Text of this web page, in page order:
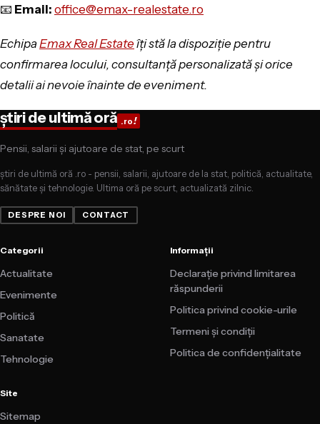
📧 Email: office@emax-realestate.ro
EchipaEmax Real Estate îți stă la dispoziție pentru
confirmarea locului, consultanță personalizată și orice
detalii ai nevoie înainte de eveniment.
știri de ultimă oră .ro!
Pensii, salarii și ajutoare de stat, pe scurt
știri de ultimă oră .ro - pensii, salarii, ajutoare de la stat, politică, actualitate,
sănătate și tehnologie. Ultima oră pe scurt, actualizată zilnic.
DESPRE NOI CONTACT
Categorii
Actualitate
Evenimente
Politică
Sanatate
Tehnologie
Informații
Declarație privind limitarea
răspunderii
Politica privind cookie-urile
Termeni și condiții
Politica de confidențialitate
Site
Sitemap